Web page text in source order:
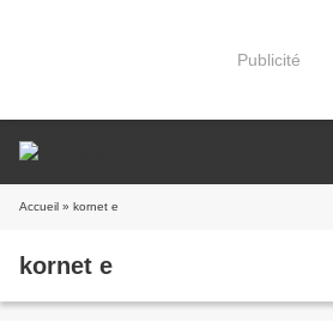
Publicité
Accueil » kornet e
kornet e